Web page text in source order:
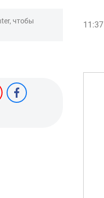
чтобы
11:37